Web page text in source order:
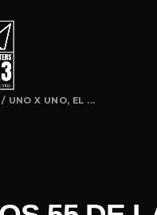
/ UNO X UNO, EL ...